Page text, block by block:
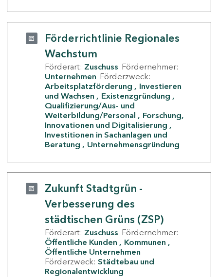
Förderrichtlinie Regionales
Wachstum
Förderart: Zuschuss Fördernehmer:
Unternehmen Förderzweck:
Arbeitsplatzförderung
Investieren
und Wachsen
Existenzgründung
Qualifizierung/Aus- und
Weiterbildung/Personal
Forschung,
Innovationen und Digitalisierung
Investitionen in Sachanlagen und
Beratung
Unternehmensgründung
Zukunft Stadtgrün -
Verbesserung des
städtischen Grüns (ZSP)
Förderart: Zuschuss Fördernehmer:
Öffentliche Kunden
Kommunen
Öffentliche Unternehmen
Förderzweck: Städtebau und
Regionalentwicklung